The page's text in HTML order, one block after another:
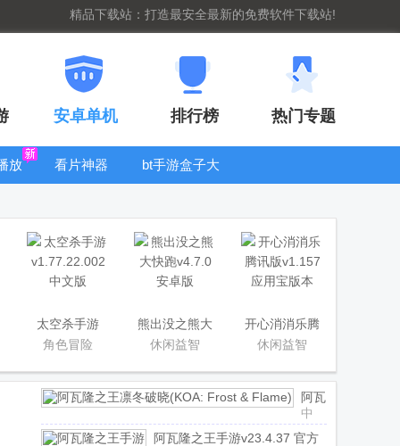
精品下载站：打造最安全最新的免费软件下载站!
安卓单机 排行榜 热门专题
放 看片神器
bt手游盒子大
太空杀手游
角色冒险
熊出没之熊大
快跑
休闲益智
开心消消乐腾
讯版
休闲益智
阿瓦
隆之
王凛
中
文/
阿瓦隆之王手游v23.4.37 官方